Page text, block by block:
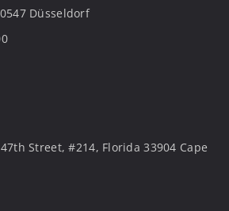
Düsseldorf
Street, #214, Florida 33904 Cape